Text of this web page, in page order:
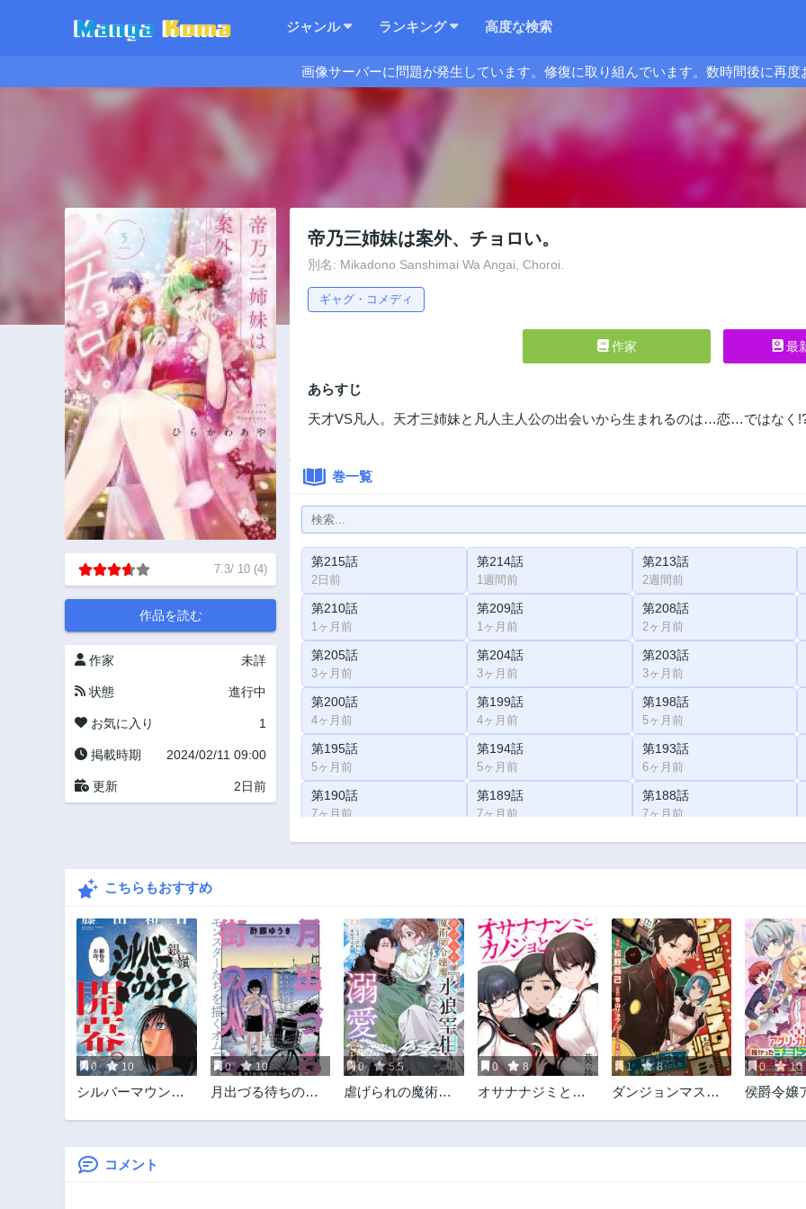
ジャンル ランキング 高度な検索
画像サーバーに問題が発生しています。修復に取り組んでいます。数時間後に再度
7.3/ 10 (4)
作品を読む
作家 未詳
状態 進行中
お気に入り 1
掲載時期 2024/02/11 09:00
更新 2日前
帝乃三姉妹は案外、チョロい。
別名: Mikadono Sanshimai Wa Angai, Choroi.
ギャグ・コメディ
作家 最
あらすじ
天才VS凡人。天才三姉妹と凡人主人公の出会いから生まれるのは…恋…ではなく
巻一覧
第215話
2日前
第214話
1週間前
第213話
2週間前
第210話
1ヶ月前
第209話
1ヶ月前
第208話
2ヶ月前
第205話
3ヶ月前
第204話
3ヶ月前
第203話
3ヶ月前
第200話
4ヶ月前
第199話
4ヶ月前
第198話
5ヶ月前
第195話
5ヶ月前
第194話
5ヶ月前
第193話
6ヶ月前
第190話
7ヶ月前
第189話
7ヶ月前
第188話
7ヶ月前
第185話 第184話 第183話
第175話
11ヶ月前
第174話
11ヶ月前
第173話
3ヶ月前
第170話
1年前
第169話
1年前
第168話
1年前
第165話
1年前
第164話
1年前
第163話
1年前
第160話
1年前
第159話
1年前
第158話
1年前
第155話 第154話 第153話
こちらもおすすめ
0 10
シルバーマウンテ
0 10
月出づる待ちの
0 5.5
虐げられの魔術師
る
0 8
オサナナジミとカ
1 8
ダンジョンマスタ
からカジノ作るこ
0 10
侯爵令嬢
こっそり
コメント